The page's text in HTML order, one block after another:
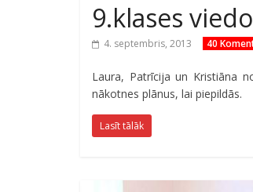
9.klases
4. septembris, 2013 40
Laura, Patrīcija un Kristiāna
nākotnes plānus, lai piepildās.
Lasīt tālāk